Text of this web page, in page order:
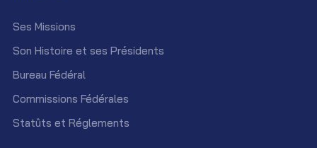
Ses Missions
Son Histoire et ses Présidents
Bureau Fédéral
Commissions Fédérales
Statûts et Réglements